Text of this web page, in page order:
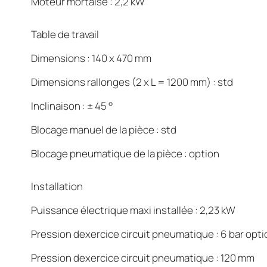
Table de travail
Dimensions : 140 x 470 mm
Dimensions rallonges (2 x L = 1200 mm) : std
Inclinaison : ± 45 °
Blocage manuel de la pièce : std
Blocage pneumatique de la pièce : option
Installation
Puissance électrique maxi installée : 2,23 kW
Pression dexercice circuit pneumatique : 6 bar
Pression dexercice circuit pneumatique : 120 mm